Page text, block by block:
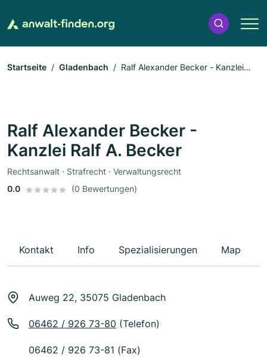
Startseite Gladenbach
Ralf Alexander Becker - Kanzlei
Ralf Alexander Becker -
Kanzlei Ralf A. Becker
Rechtsanwalt · Strafrecht · Verwaltungsrecht
0.0
(0 Bewertungen)
Kontakt Info Spezialisierungen Map
Auweg 22, 35075 Gladenbach
06462 / 926 73-80 (Telefon)
06462 / 926 73-81 (Fax)